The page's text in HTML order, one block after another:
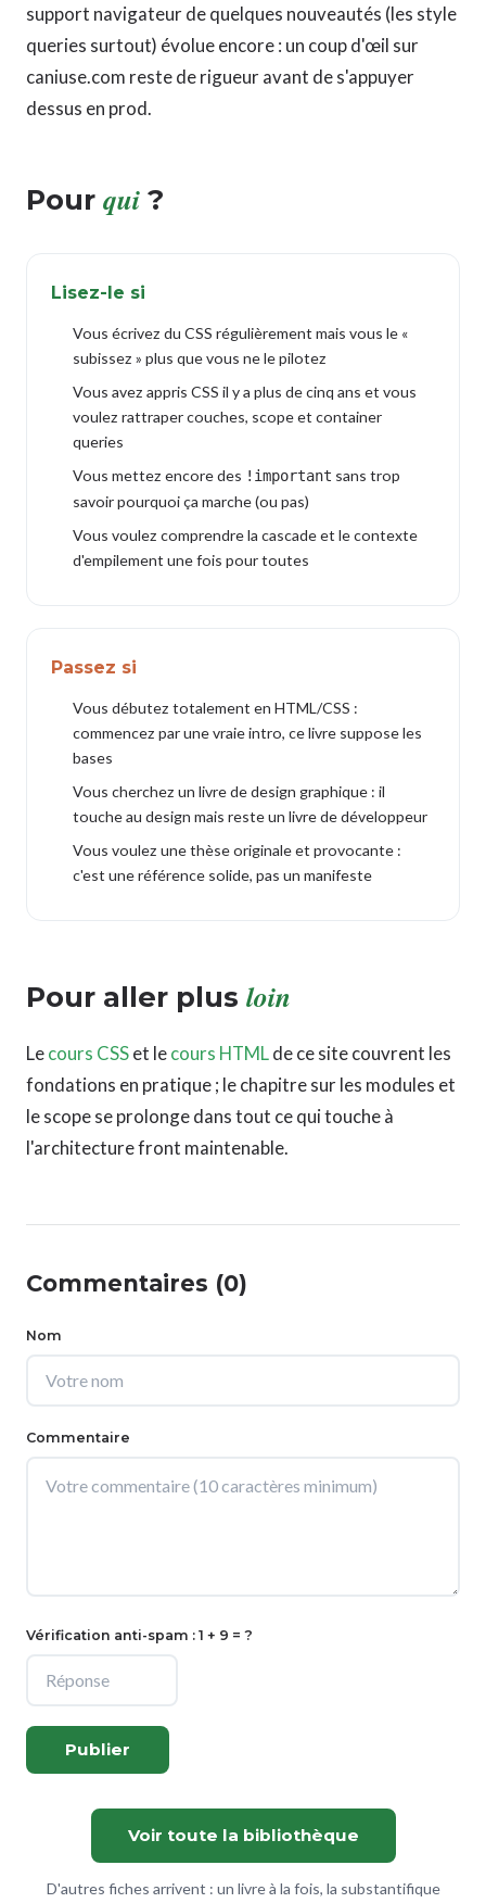
support navigateur de quelques nouveautés (les style
queries surtout) évolue encore : un coup d'œil sur
caniuse.com reste de rigueur avant de s'appuyer
dessus en prod.
Pour qui ?
Lisez-le si
Vous écrivez du CSS régulièrement mais vous le «
subissez » plus que vous ne le pilotez
Vous avez appris CSS il y a plus de cinq ans et vous
voulez rattraper couches, scope et container
queries
Vous mettez encore des !important sans trop
savoir pourquoi ça marche (ou pas)
Vous voulez comprendre la cascade et le contexte
d'empilement une fois pour toutes
Passez si
Vous débutez totalement en HTML/CSS :
commencez par une vraie intro, ce livre suppose les
bases
Vous cherchez un livre de design graphique : il
touche au design mais reste un livre de développeur
Vous voulez une thèse originale et provocante :
c'est une référence solide, pas un manifeste
Pour aller plus loin
Lecours CSSet lecours HTMLde ce site couvrent les
fondations en pratique ; le chapitre sur les modules et
le scope se prolonge dans tout ce qui touche à
l'architecture front maintenable.
Commentaires (0)
Nom
Commentaire
Vérification anti-spam : 1 + 9 = ?
Publier
Voir toute la bibliothèque
D'autres fiches arrivent : un livre à la fois, la substantifique